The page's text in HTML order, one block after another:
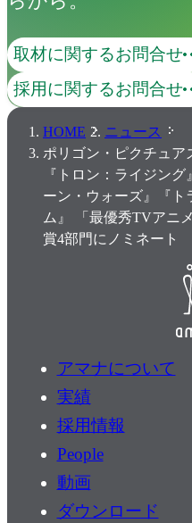
取材に関するお問合せ
採用に関するお問合せ
HOME
ニュース
ポリゴン・ピクチュア
『トロン：ライジン
ーン・ウォーズ』『ト
ム』 「最優秀TVアニ
賞4部門にノミネート
アマナについて
実績
採用情報
People
動画
ダウンロード